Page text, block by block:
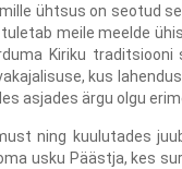
ühtsus on seotud
meile meelde
Kiriku traditsiooni
kus
asjades ärgu olgu
ning kuulutades
usku Päästja, kes